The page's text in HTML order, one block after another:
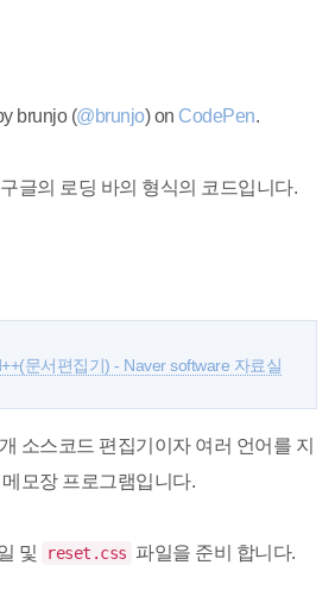
brunjo (@brunjo) on CodePen.
글의 로딩 바의 형식의 코드입니다.
문서편집기) - Naver software 자료실
소스코드 편집기이자 여러 언어를 지
모장 프로그램입니다.
및 reset.css 파일을 준비 합니다.